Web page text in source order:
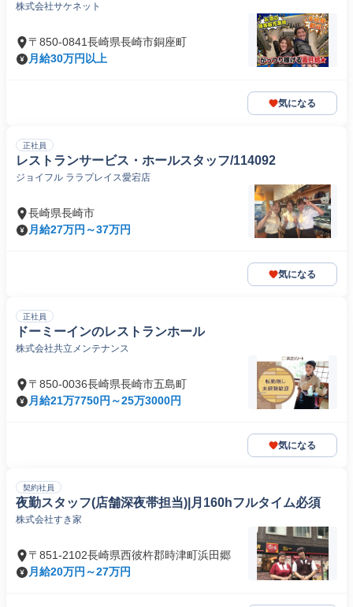
株式会社サケネット
〒850-0841長崎県長崎市銅座町
月給30万円以上
気になる
正社員
レストランサービス・ホールスタッフ/114092
ジョイフル ララプレイス愛宕店
長崎県長崎市
月給27万円～37万円
気になる
正社員
ドーミーインのレストランホール
株式会社共立メンテナンス
〒850-0036長崎県長崎市五島町
月給21万7750円～25万3000円
気になる
契約社員
夜勤スタッフ(店舗深夜帯担当)|月160hフルタイム必須
株式会社すき家
〒851-2102長崎県西彼杵郡時津町浜田郷
月給20万円～27万円